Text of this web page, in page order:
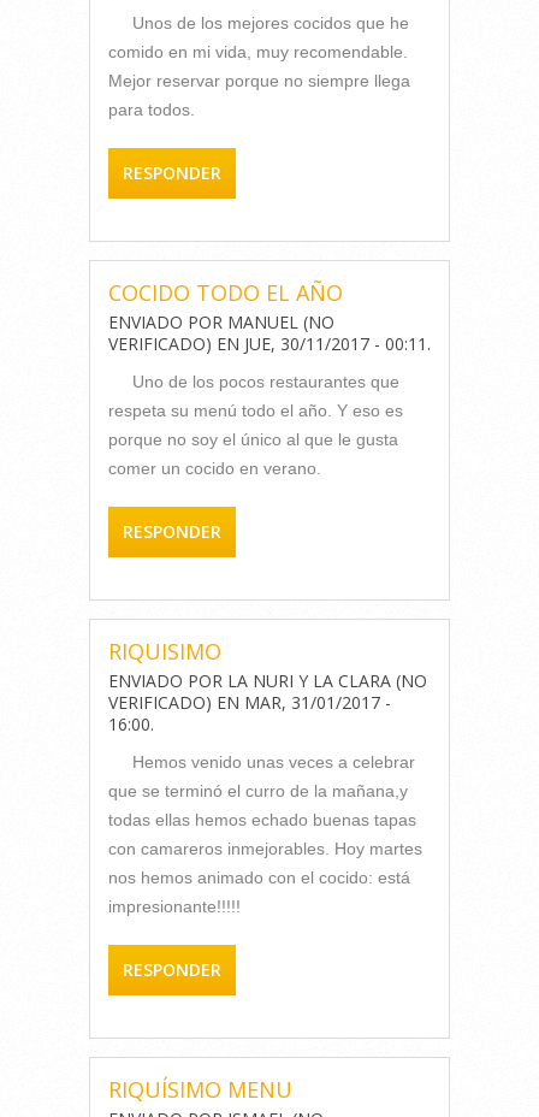
Unos de los mejores cocidos que he
comido en mi vida, muy recomendable.
Mejor reservar porque no siempre llega
para todos.
RESPONDER
COCIDO TODO EL AÑO
ENVIADO POR MANUEL (NO
VERIFICADO) EN JUE, 30/11/2017 - 00:11 .
Uno de los pocos restaurantes que
respeta su menú todo el año. Y eso es
porque no soy el único al que le gusta
comer un cocido en verano.
RESPONDER
RIQUISIMO
ENVIADO POR LA NURI Y LA CLARA (NO
VERIFICADO) EN MAR, 31/01/2017 -
16:00.
Hemos venido unas veces a celebrar
que se terminó el curro de la mañana,y
todas ellas hemos echado buenas tapas
con camareros inmejorables. Hoy martes
nos hemos animado con el cocido: está
impresionante!!!!!
RESPONDER
RIQUÍSIMO MENU